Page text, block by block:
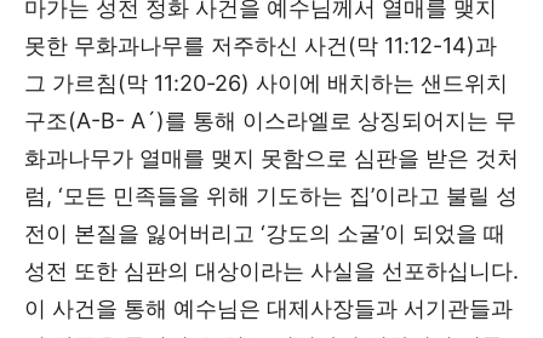
마가는 성전 정화 사건을 예수님께서 열매를 맺지
못한 무화과나무를 저주하신 사건(막 11:12-14)과
그 가르침(막 11:20-26) 사이에 배치하는 샌드위치
구조(A-B- A´)를 통해 이스라엘로 상징되어지는 무
화과나무가 열매를 맺지 못함으로 심판을 받은 것처
럼, ‘모든 민족들을 위해 기도하는 집’이라고 불릴 성
전이 본질을 잃어버리고 ‘강도의 소굴’이 되었을 때
성전 또한 심판의 대상이라는 사실을 선포하십니다.
이 사건을 통해 예수님은 대제사장들과 서기관들과